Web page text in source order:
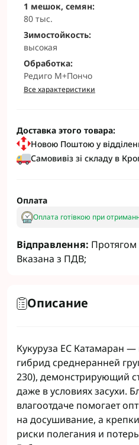
1 мешок, семян:
80 тыс.
Зимостойкость:
высокая
Обработка:
Редиго М+Пончо
Все характеристики
Доставка этого товара:
Новою Поштою у
Самовивіз зі складу в
Оплата
Оплата готівкою при
Відправлення: Протягом
Вказана з ПДВ;
Описание
Кукуруза ЕС Катамаран
гибрид среднеранней
230), демонстрирующий
даже в условиях засухи.
влагоотдаче помогает
на досушивание, а
риски полегания и